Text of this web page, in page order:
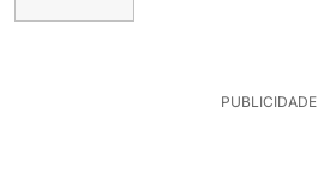
PUBLICIDADE